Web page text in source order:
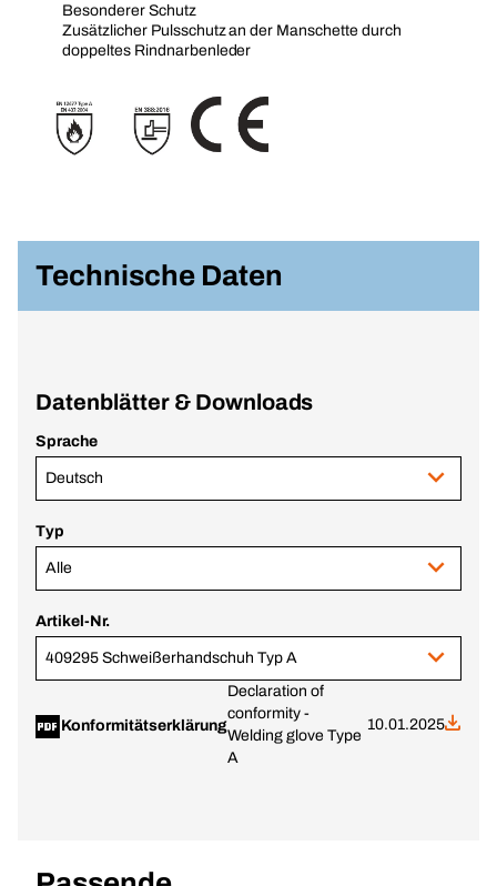
Besonderer Schutz
Zusätzlicher Pulsschutz an der Manschette durch
doppeltes Rindnarbenleder
Technische Daten
Datenblätter & Downloads
Sprache
Deutsch
Typ
Alle
Artikel-Nr.
409295 Schweißerhandschuh Typ A
Konformitätserklärung
Declaration of
conformity -
Welding glove Type
A
10.01.2025